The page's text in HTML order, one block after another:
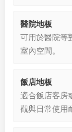
醫院地板
可用於醫院等
室內空間。
飯店地板
適合飯店客房
觀與日常使用